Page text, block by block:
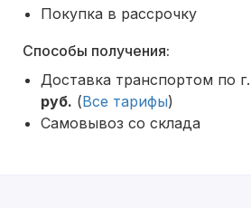
Покупка в рассрочку
Способы получения:
Доставка транспортом по
руб. (Все тарифы)
Самовывоз со склада